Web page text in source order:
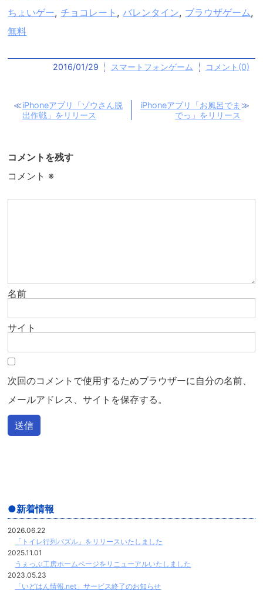
ちょいゲー, チョコレート ,バレンタイン, ブラウザゲーム,
無料
2016/01/29 スマートフォンゲーム コメント(0)
iPhoneアプリ「ゾウさん脱
出作戦」をリリース
iPhoneアプリ「お風呂でま
でっ」をリリース
コメントを残す
コメント ※
名前
サイト
次回のコメントで使用するためブラウザーに自分の名前、
メールアドレス、サイトを保存する。
新着情報
2026.06.22
「トイレ行列パズル」をリリースいたしました
2025.11.01
うぇっぶ工房ホームページをリニューアルいたしました
2023.05.23
「いどはん情報.net」サービス終了のお知らせ